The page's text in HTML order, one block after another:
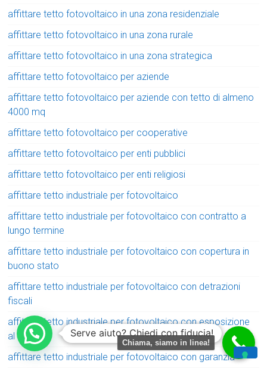
affittare tetto fotovoltaico in una zona residenziale
affittare tetto fotovoltaico in una zona rurale
affittare tetto fotovoltaico in una zona strategica
affittare tetto fotovoltaico per aziende
affittare tetto fotovoltaico per aziende con tetto di almeno
4000 mq
affittare tetto fotovoltaico per cooperative
affittare tetto fotovoltaico per enti pubblici
affittare tetto fotovoltaico per enti religiosi
affittare tetto industriale per fotovoltaico
affittare tetto industriale per fotovoltaico con contratto a
lungo termine
affittare tetto industriale per fotovoltaico con copertura in
buono stato
affittare tetto industriale per fotovoltaico con detrazioni
fiscali
affittare tetto industriale per fotovoltaico con esposizione
al sole
affittare tetto industriale per fotovoltaico con garanzia
Serve aiuto? Chiedi con fiducia!
Chiama, siamo in linea!